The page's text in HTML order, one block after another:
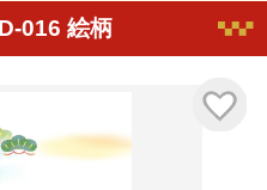
016 絵柄